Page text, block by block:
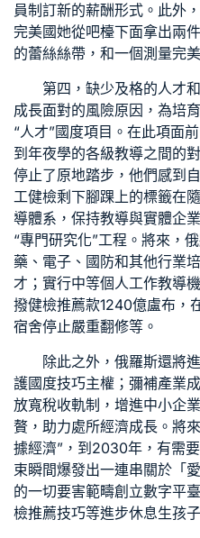
員制訂新的薪酬形式。此外
完美國她從吧檯下面拿出兩
的蕾絲絲帶，和一個測量完
第四，缺少及格的人才
成長面對的風險原因，為培
“人才”國度項目。在此項面
到年夜學的各級教導之間的
停止了原地踏步，他們感到
工健檢剩下腳踝上的標籤在
導體系，保持教導與實體企
“專門研究化”工程。將來，
藥、電子、國防和其他行業
才；實行中等個人工作教導
撥健檢推薦款1240億盧布，
宿舍停止嚴重翻修等。
除此之外，俄羅斯還將
護國度技巧主權；彌補產業
放寬稅收軌制，增進中小企
贅，助力處所經濟成長。將
據經濟”，到2030年，有需
束瞬間爆發出一連串關於「
的一切要害範疇創立數字平
檢推薦技巧等進步休息生孩